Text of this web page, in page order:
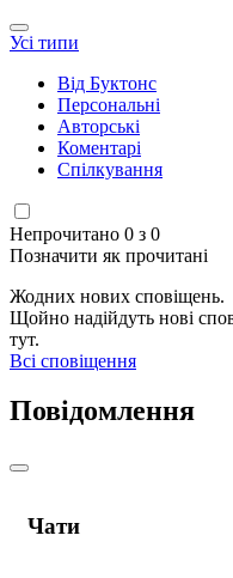
Усі типи
Від Буктонс
Персональні
Авторські
Коментарі
Спілкування
Непрочитано 0 з 0
Позначити як прочитані
Жодних нових сповіщень.
Щойно надійдуть нові
тут.
Всі сповіщення
Повідомлення
Чати